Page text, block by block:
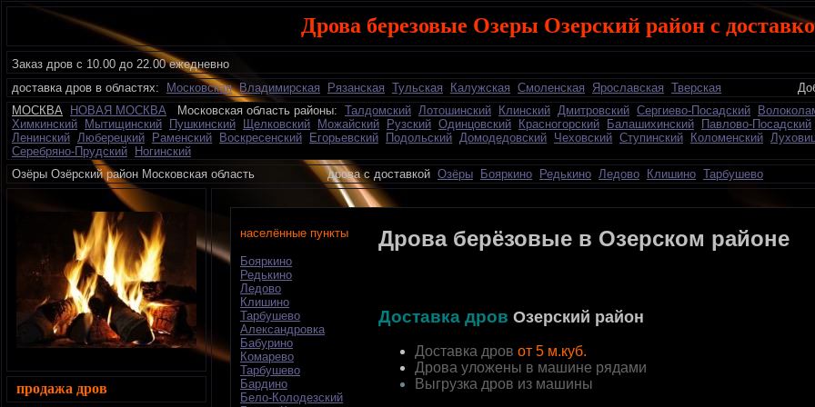
Дрова березовые Озеры Озерский район с
Заказ дров с 10.00 до 22.00 ежедневно
доставка дров в областях:
Московская Владимирская Рязанская Тульская Калужская Смоленская Ярославская Тверская
Добавить
МОСКВА
НОВАЯ МОСКВА Московская область районы: Талдомский Лотошинский Клинский Дмитровский Сергиево-Посадский
Химкинский
Мытищинский Пушкинский Щелковский Можайский Рузский Одинцовский Красногорский Балашихинский Павлово-Посадский
Ленинский Люберецкий Раменский Воскресенский Егорьевский Подольский Домодедовский Чеховский Ступинский Коломенский
Серебряно-Прудский
Ногинский
Озёры Озёрский район Московская область дрова с доставкой Озёры Бояркино Редькино Ледово Клишино Тарбушево
населённые пункты
Бояркино
Редькино
Ледово
Клишино
Тарбушево
Александровка
Бабурино
Комарево
Тарбушево
Бардино
Бело-Колодезский
Дрова берёзовые в Озерском районе
Доставка дров Озерский район
Доставка дров от 5 м.куб.
Дрова уложены в машине рядами
Выгрузка дров из машины
продажа дров